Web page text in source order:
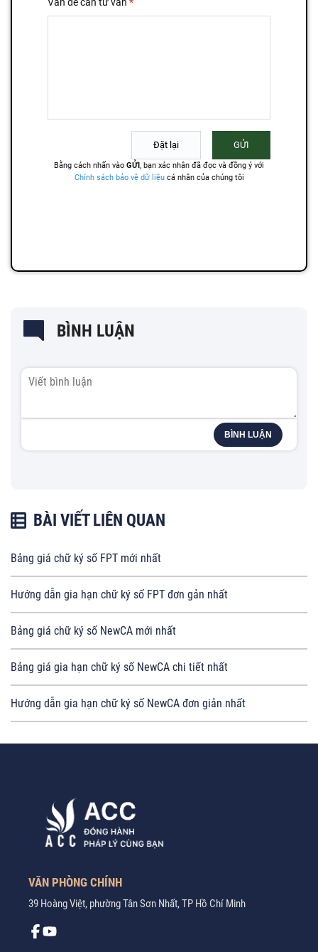
BÌNH LUẬN
BÌNH LUẬN
BÀI VIẾT LIÊN QUAN
Bảng giá chữ ký số FPT mới nhất
Hướng dẫn gia hạn chữ ký số FPT đơn gản nhất
Bảng giá chữ ký số NewCA mới nhất
Bảng giá gia hạn chữ ký số NewCA chi tiết nhất
Hướng dẫn gia hạn chữ ký số NewCA đơn giản nhất
VĂN PHÒNG CHÍNH
39 Hoàng Việt, phường Tân Sơn Nhất, TP Hồ Chí Minh